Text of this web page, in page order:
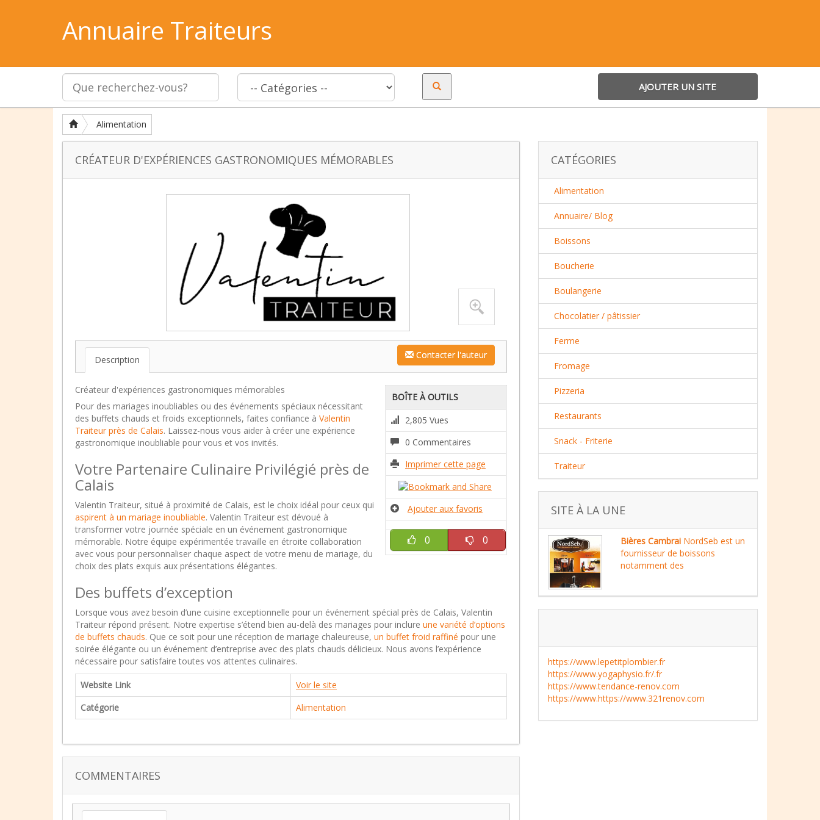
Annuaire Traiteurs
AJOUTER UN SITE
Alimentation
CRÉATEUR D'EXPÉRIENCES GASTRONOMIQUES MÉMORABLES
Contacter l'auteur
Description
BOÎTE À OUTILS
2,805 Vues
0 Commentaires
Imprimer cette page
Ajouter aux favoris
0 0
Créateur d'expériences gastronomiques mémorables
Pour des mariages inoubliables ou des événements spéciaux nécessitant
des buffets chauds et froids exceptionnels, faites confiance à Valentin
Traiteur près de Calais. Laissez-nous vous aider à créer une expérience
gastronomique inoubliable pour vous et vos invités.
Votre Partenaire Culinaire Privilégié près de
Calais
Valentin Traiteur, situé à proximité de Calais, est le choix idéal pour ceux qui
aspirent à un mariage inoubliable. Valentin Traiteur est dévoué à
transformer votre journée spéciale en un événement gastronomique
mémorable. Notre équipe expérimentée travaille en étroite collaboration
avec vous pour personnaliser chaque aspect de votre menu de mariage, du
choix des plats exquis aux présentations élégantes.
Des buffets d’exception
Lorsque vous avez besoin d’une cuisine exceptionnelle pour un événement spécial près de Calais, Valentin
Traiteur répond présent. Notre expertise s’étend bien au-delà des mariages pour inclure une variété d’options
de buffets chauds. Que ce soit pour une réception de mariage chaleureuse, un buffet froid raffiné pour une
soirée élégante ou un événement d’entreprise avec des plats chauds délicieux. Nous avons l’expérience
nécessaire pour satisfaire toutes vos attentes culinaires.
Website Link
Voir le site
Catégorie
Alimentation
COMMENTAIRES
CATÉGORIES
Alimentation
Annuaire/ Blog
Boissons
Boucherie
Boulangerie
Chocolatier / pâtissier
Ferme
Fromage
Pizzeria
Restaurants
Snack - Friterie
Traiteur
SITE À LA UNE
Bières Cambrai NordSeb est un
fournisseur de boissons
notamment des
https://www.lepetitplombier.fr
https://www.yogaphysio.fr/.fr
https://www.tendance-renov.com
https://www.https://www.321renov.com